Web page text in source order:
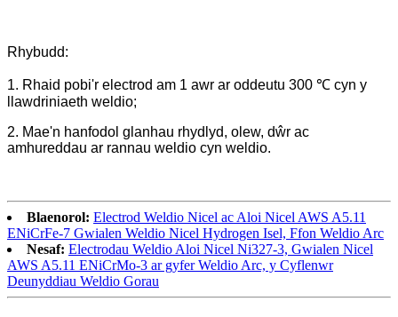
Rhybudd:
1. Rhaid pobi'r electrod am 1 awr ar oddeutu 300 ℃ cyn y
llawdriniaeth weldio;
2. Mae'n hanfodol glanhau rhydlyd, olew, dŵr ac
amhureddau ar rannau weldio cyn weldio.
Blaenorol: Electrod Weldio Nicel ac Aloi Nicel AWS A5.11
ENiCrFe-7 Gwialen Weldio Nicel Hydrogen Isel, Ffon Weldio Arc
Nesaf: Electrodau Weldio Aloi Nicel Ni327-3, Gwialen Nicel
AWS A5.11 ENiCrMo-3 ar gyfer Weldio Arc, y Cyflenwr
Deunyddiau Weldio Gorau